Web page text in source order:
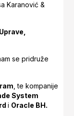
Karanović &
se pridruže
, te kompanije
System
i Oracle BH.